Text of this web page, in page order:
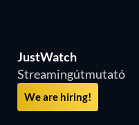
JustWatch
Streamingútmutató
We are hiring!